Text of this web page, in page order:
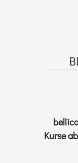
Kurse